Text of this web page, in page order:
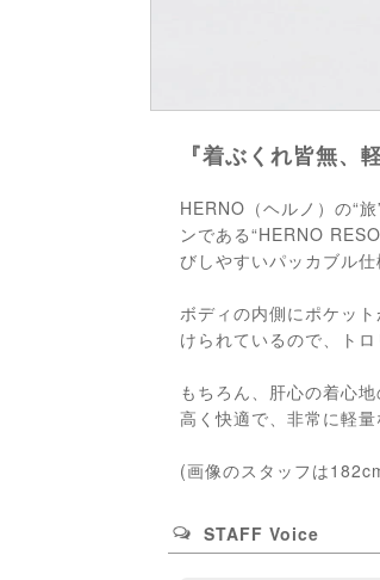
『着ぶくれ皆無、
HERNO（ヘルノ）の“
ンである“HERNO
びしやすいパッカブル仕
ボディの内側にポケッ
けられているので、ト
もちろん、肝心の着心
高く快適で、非常に軽
(画像のスタッフは
STAFF Voice